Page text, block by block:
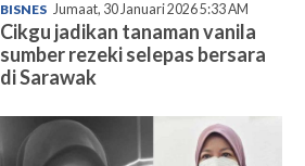
BISNES Jumaat, 30 Januari 2026 5:33 AM
Cikgu jadikan tanaman vanila
sumber rezeki selepas bersara
di Sarawak